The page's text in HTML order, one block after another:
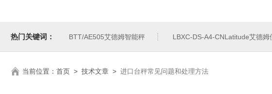
热门关键词： BTT/AE505艾德姆智能秤 LBXC-DS-A4-CNLatitude艾德姆
当前位置： 首页 > 技术文章 > 进口台秤常见问题和处理方法